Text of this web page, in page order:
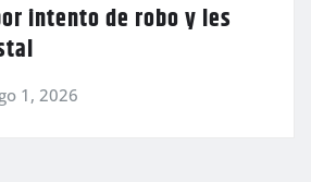
intento de robo y les
1, 2026